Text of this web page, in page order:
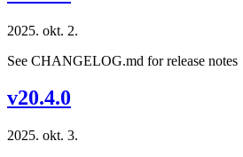
2025. okt. 2.
See CHANGELOG.md for release notes
v20.4.0
2025. okt. 3.